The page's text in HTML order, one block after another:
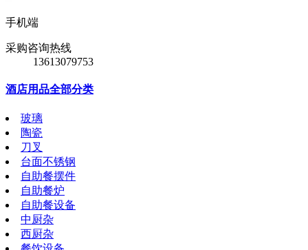
手机端
采购咨询热线
13613079753
酒店用品全部分类
玻璃
陶瓷
刀叉
台面不锈钢
自助餐摆件
自助餐炉
自助餐设备
中厨杂
西厨杂